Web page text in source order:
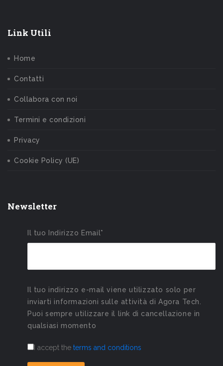
Link Utili
Home
Contatti
Collabora con noi
Termini e condizioni
Privacy
Cookie Policy (UE)
Newsletter
Il tuo Indirizzo Email*
Il tuo indirizzo e-mail viene utilizzato solo per
inviarti informazioni sulle attività di Agora Tech.
Puoi sempre utilizzare il link di cancellazione in
qualsiasi momento
I accept the terms and conditions